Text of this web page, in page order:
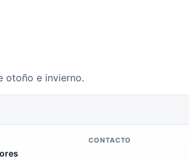
otoño e invierno.
CONTACTO